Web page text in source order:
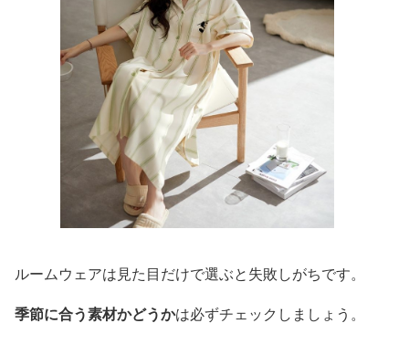
ルームウェアは見た目だけで選ぶと失敗しがちです。
季節に合う素材かどうかは必ずチェックしましょう。